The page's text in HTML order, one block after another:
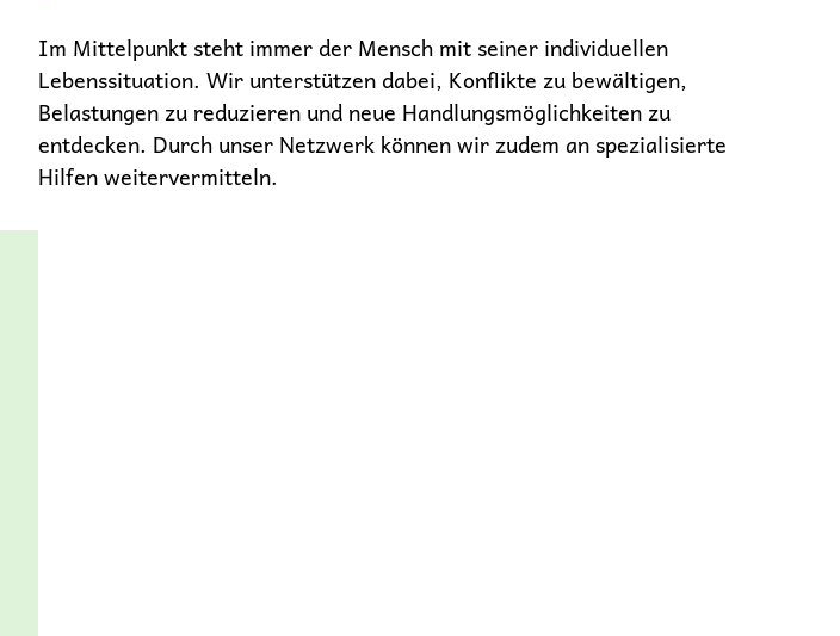
Im Mittelpunkt steht immer der Mensch mit seiner individuellen
Lebenssituation. Wir unterstützen dabei, Konflikte zu bewältigen,
Belastungen zu reduzieren und neue Handlungsmöglichkeiten zu
entdecken. Durch unser Netzwerk können wir zudem an spezialisierte
Hilfen weitervermitteln.